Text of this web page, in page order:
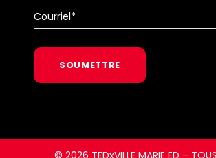
© 2026 TEDxVILLE MARIE ED –